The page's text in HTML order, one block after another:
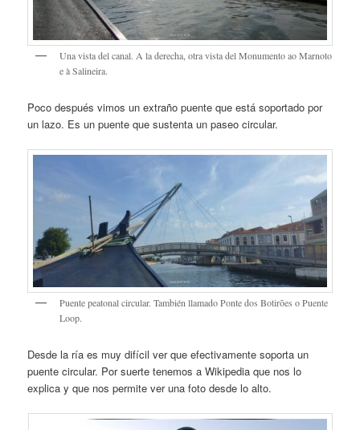
Una vista del canal. A la derecha, otra vista del Monumento ao Marnoto
e à Salineira.
Poco después vimos un extraño puente que está soportado por
un lazo. Es un puente que sustenta un paseo circular.
Puente peatonal circular. También llamado Ponte dos Botirões o Puente
Loop.
Desde la ría es muy difícil ver que efectivamente soporta un
puente circular. Por suerte tenemos a Wikipedia que nos lo
explica y que nos permite ver una foto desde lo alto.